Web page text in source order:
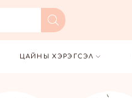
ЦАЙНЫ ХЭРЭГСЭЛ